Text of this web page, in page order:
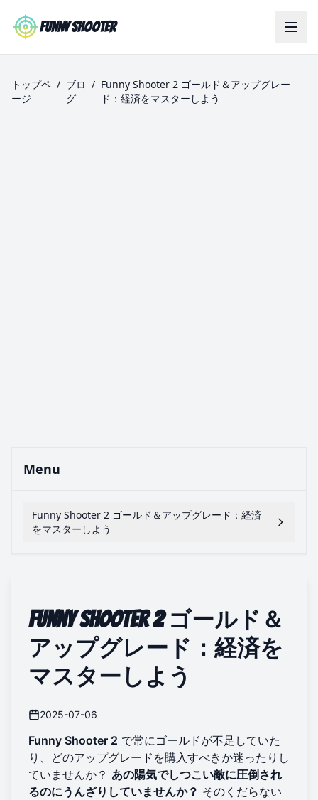
Funny Shooter
トップペ
ージ
/ ブロ
グ
/ Funny Shooter 2 ゴールド＆アップグレー
ド：経済をマスターしよう
Menu
Funny Shooter 2 ゴールド＆アップグレード：経済
をマスターしよう
Funny Shooter 2 ゴールド＆
アップグレード：経済を
マスターしよう
2025-07-06
Funny Shooter 2 で常にゴールドが不足していた
り、どのアップグレードを購入すべきか迷ったりし
ていませんか？ あの陽気でしつこい敵に圧倒され
るのにうんざりしていませんか？ そのくだらない